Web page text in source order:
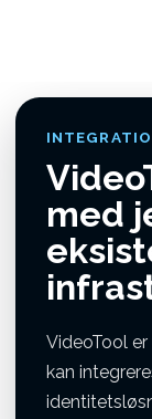
med
VideoTool
kan